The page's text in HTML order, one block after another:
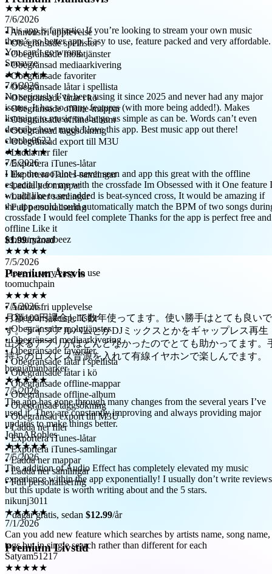
This app is fantastic. If you’re looking to stream your own music
there’s no better app. Easy to use, feature packed and very affordable.
You can’t go wrong.
Snoayze
★★★★★
7/6/2026
No seriously I’ve been using it since 2025 and never had any major
issues. It has so many features (with more being added!). Makes
listening to music on the go as simple as can be. Words can’t even
describe how much I love this app. Best music app out there!
cheche0622
★★★★★
7/5/2026
I like the aoo alot I never seen and app this great with the offline
especially for me with the crossfade Im Obsessed with it One feature I
would like to see added is beat-synced cross, It would be amazing if
the app could could automatically match the BPM of two songs
crossfade I would feel complete Thanks for the app is perfect free and
offline Like it
februaryzombeez
★★★★★
7/5/2026
I love it, very easy to use
toomuchpain
★★★★★
7/5/2026
月額100円課金して数年使ってます。使い勝手はとても良いで
す。ライブアルバムとかDJミックスとかをギャップレス再生
出来るアプリがほとんどなかったのでとても助かってます。
持ちのロスレス音源を入れて有線イヤホンで楽しんでます。
brenjaminbarker
★★★★★
7/5/2026
The app has gone through many changes from the several years I’ve
used it. They are constantly improving and always providing major
updates to make things better.
JohnARobles
★★★★★
7/5/2026
The addition of Audio Effect has completely elevated my music
experience within the app exponentially! I usually don’t write
but this update is worth writing about and the 5 stars.
nikunj3011
★★★★★
7/1/2026
Can you add new feature which searches by artists name, song name,
tags but in single search rather than different for each
Satyam51217
★★★★★
7/1/2026
Thanks for 10 playlist free feature
• Annonsfri upplevelse
• Obegränsade spellistor
• Obegränsade molntjänster
• Obegränsad mediaarkivering
• Obegränsade favoriter
• Obegränsade låtar i spellista
• Obegränsade låtar i kö
• Obegränsade offline-mappar
• Obegränsade offline-album
• Obegränsad taggsökning
• Obegränsad export till M3U
• Ladda ner filer
• Exportera iTunes-låtar
• Exportera iTunes-samlingar
• Ladda ner mappar
• Ladda ner samlingar
• Full personalisering
$1.99/månad
Premium Årsvis
• Annonsfri upplevelse
• Obegränsade spellistor
• Obegränsade molntjänster
• Obegränsad mediaarkivering
• Obegränsade favoriter
• Obegränsade låtar i spellista
• Obegränsade låtar i kö
• Obegränsade offline-mappar
• Obegränsade offline-album
• Obegränsad taggsökning
• Obegränsad export till M3U
• Ladda ner filer
• Exportera iTunes-låtar
• Exportera iTunes-samlingar
• Ladda ner mappar
• Ladda ner samlingar
• Full personalisering
7 dagar gratis, sedan $12.99/år
Premium Livstid